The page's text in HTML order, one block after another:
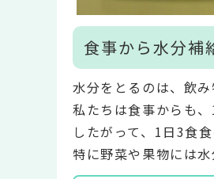
食事から水分補
水分をとるのは、飲み
私たちは食事からも
したがって、1日3食
特に野菜や果物には